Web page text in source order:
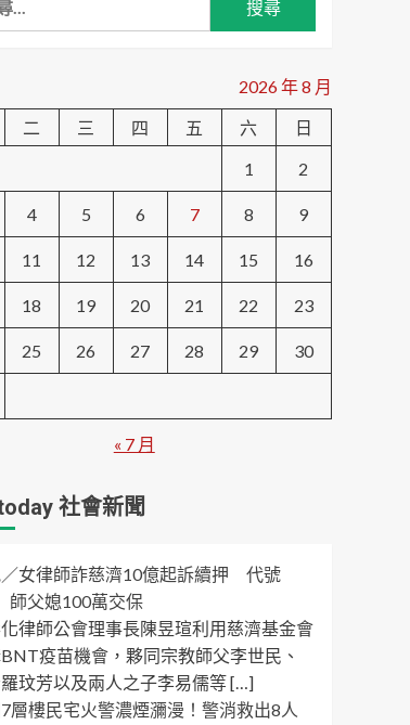
2026 年 8 月
二 三 四 五 六
日
1
2
4 5 6 7 8 9
11 12 13 14 15 16
18 19 20 21 22 23
25 26 27 28 29 30
« 7 月
社會新聞
女律師詐慈濟10億起訴續押 代號
」師父媳100萬交保
律師公會理事長陳昱瑄利用慈濟基金會
疫苗機會，夥同宗教師父李世民、
玟芳以及兩人之子李易儒等 […]
層樓民宅火警濃煙瀰漫！警消救出8人